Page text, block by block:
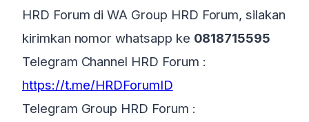
HRD Forum di WA Group HRD Forum, silakan
kirimkan nomor whatsapp ke 0818715595
Telegram Channel HRD Forum :
https://t.me/HRDForumID
Telegram Group HRD Forum :